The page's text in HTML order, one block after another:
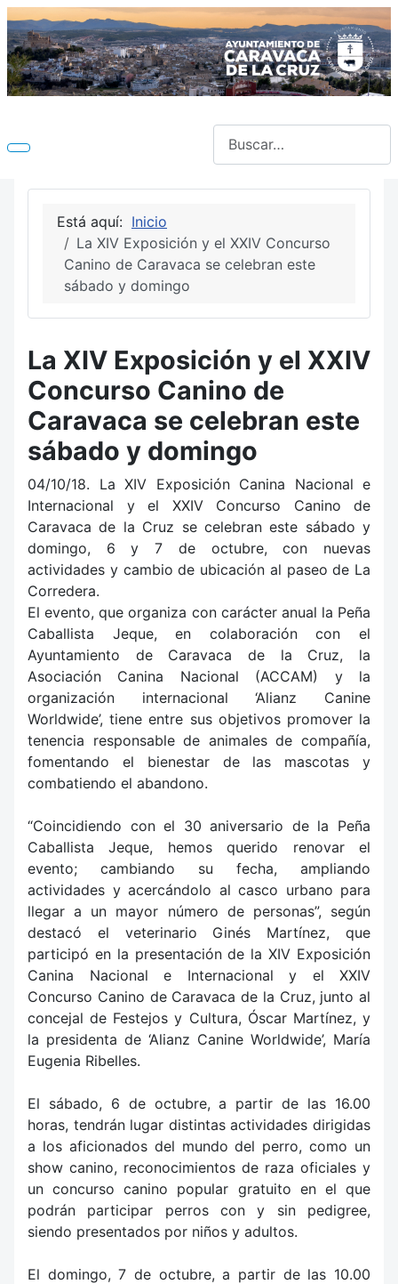
Está aquí: Inicio
La XIV Exposición y el XXIV Concurso
Canino de Caravaca se celebran este
sábado y domingo
La XIV Exposición y el XXIV
Concurso Canino de
Caravaca se celebran este
sábado y domingo
04/10/18. La XIV Exposición Canina Nacional e
Internacional y el XXIV Concurso Canino de
Caravaca de la Cruz se celebran este sábado y
domingo, 6 y 7 de octubre, con nuevas
actividades y cambio de ubicación al paseo de La
Corredera.
El evento, que organiza con carácter anual la Peña
Caballista Jeque, en colaboración con el
Ayuntamiento de Caravaca de la Cruz, la
Asociación Canina Nacional (ACCAM) y la
organización internacional ‘Alianz Canine
Worldwide’, tiene entre sus objetivos promover la
tenencia responsable de animales de compañía,
fomentando el bienestar de las mascotas y
combatiendo el abandono.
“Coincidiendo con el 30 aniversario de la Peña
Caballista Jeque, hemos querido renovar el
evento; cambiando su fecha, ampliando
actividades y acercándolo al casco urbano para
llegar a un mayor número de personas”, según
destacó el veterinario Ginés Martínez, que
participó en la presentación de la XIV Exposición
Canina Nacional e Internacional y el XXIV
Concurso Canino de Caravaca de la Cruz, junto al
concejal de Festejos y Cultura, Óscar Martínez, y
la presidenta de ‘Alianz Canine Worldwide’, María
Eugenia Ribelles.
El sábado, 6 de octubre, a partir de las 16.00
horas, tendrán lugar distintas actividades dirigidas
a los aficionados del mundo del perro, como un
show canino, reconocimientos de raza oficiales y
un concurso canino popular gratuito en el que
podrán participar perros con y sin pedigree,
siendo presentados por niños y adultos.
El domingo, 7 de octubre, a partir de las 10.00